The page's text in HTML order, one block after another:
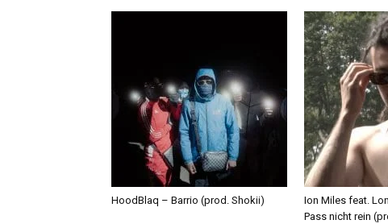
HoodBlaq – Barrio (prod. Shokii)
Ion Miles feat.
Pass nicht rein